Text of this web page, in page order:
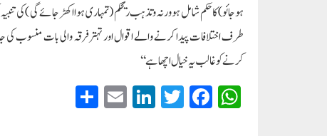
ہوجائو) کا حکم شامل ہوورنہ وتذہب ریحکم (تمہاری ہوا اکھڑ جائے گی )کی
طرف اختلافات پیدا کرنے والے اقوال اور تہتر فرقہ والی بات منسوب
کرنے کو غالب یہ خیال اچھا ہے ‘‘
W
ha
Fa
ce
T
wi
Li
nk
E
m